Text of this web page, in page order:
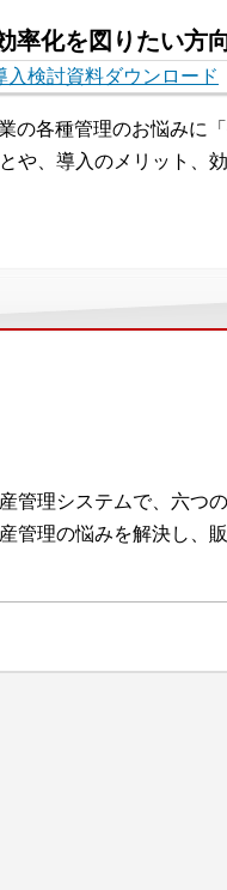
率化を図りたい方
の各種管理のお悩みに
や、導入のメリット、
管理システムで、六つ
管理の悩みを解決し、